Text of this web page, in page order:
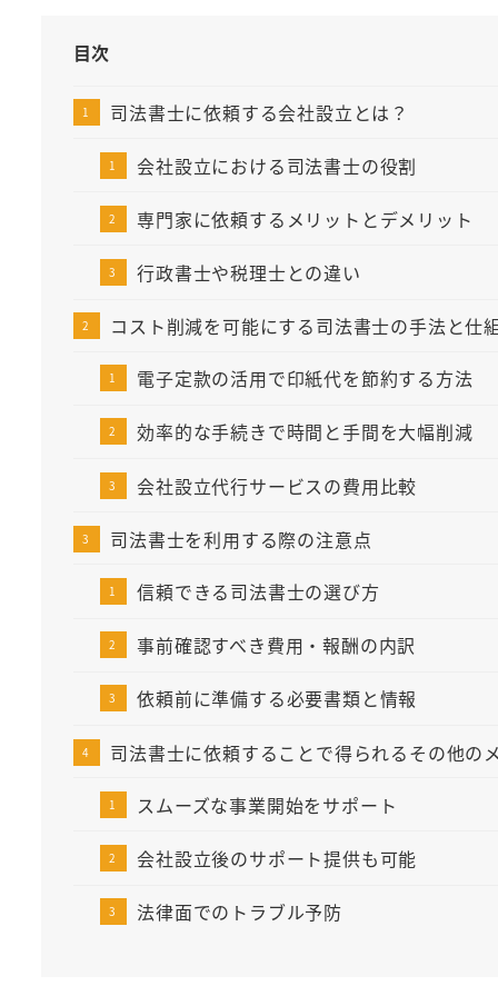
目次
司法書士に依頼する会社設立とは？
会社設立における司法書士の役割
専門家に依頼するメリットとデメリット
行政書士や税理士との違い
コスト削減を可能にする司法書士の手法と仕
電子定款の活用で印紙代を節約する方法
効率的な手続きで時間と手間を大幅削減
会社設立代行サービスの費用比較
司法書士を利用する際の注意点
信頼できる司法書士の選び方
事前確認すべき費用・報酬の内訳
依頼前に準備する必要書類と情報
司法書士に依頼することで得られるその他の
スムーズな事業開始をサポート
会社設立後のサポート提供も可能
法律面でのトラブル予防